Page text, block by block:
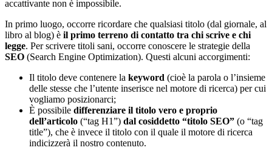
accattivante non è impossibile.
In primo luogo, occorre ricordare che qualsiasi titolo (dal giornale, al
libro al blog) è il primo terreno di contatto tra chi scrive e chi
legge. Per scrivere titoli sani, occorre conoscere le strategie della
SEO (Search Engine Optimization). Questi alcuni accorgimenti:
Il titolo deve contenere la keyword (cioè la parola o l’insieme
delle stesse che l’utente inserisce nel motore di ricerca) per cui
vogliamo posizionarci;
È possibile differenziare il titolo vero e proprio
dell’articolo (“tag H1”) dal cosiddetto “titolo SEO” (o “tag
title”), che è invece il titolo con il quale il motore di ricerca
indicizzerà il nostro contenuto.